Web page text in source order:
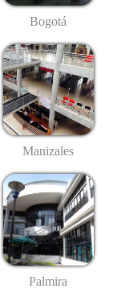
Bogotá
Manizales
Palmira